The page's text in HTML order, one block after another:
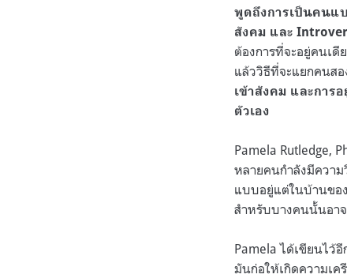
พูดถึงการเป็นคนแ
สังคม และ
ต้องการที่จะอยู่คนเดี
แล้ววิธีที่จะแยกคนส
เข้าสังคม และการ
ตัวเอง
Pamela Rutledge,
หลายคนกำลังมีความ
แบบอยู่แต่ในบ้านขอ
สำหรับบางคนนั้นอา
Pamela ได้เขียนไว้
มันก่อให้เกิดความเค